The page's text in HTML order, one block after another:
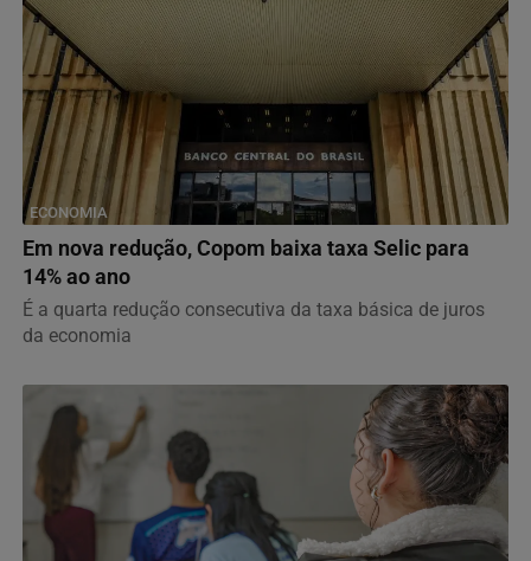
ECONOMIA
Em nova redução, Copom baixa taxa Selic para
14% ao ano
É a quarta redução consecutiva da taxa básica de juros
da economia